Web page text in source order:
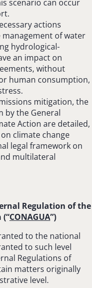
scenario can occur
actions
of water
hydrological-
an impact on
without
human consumption,
mitigation, the
by the General
Action are detailed,
climate change
legal framework on
multilateral
Regulation of the
CONAGUA”)
to the national
to such level
Regulations of
matters originally
level.